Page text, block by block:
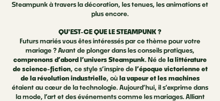
Steampunk à travers la décoration, les tenues, les animations et
plus encore.
QU'EST-CE QUE LE STEAMPUNK ?
Futurs mariés vous êtes intéressés par ce thème pour votre
mariage ? Avant de plonger dans les conseils pratiques,
comprenons d’abord l’univers Steampunk. Né dela littérature
de science-fiction, ce style s’inspire del’époque victorienne et
de la révolution industrielle, oùla vapeur et les machines
étaient au cœur de la technologie. Aujourd’hui, il s’exprime dans
la mode, l’art et des événements comme les mariages. Alliant